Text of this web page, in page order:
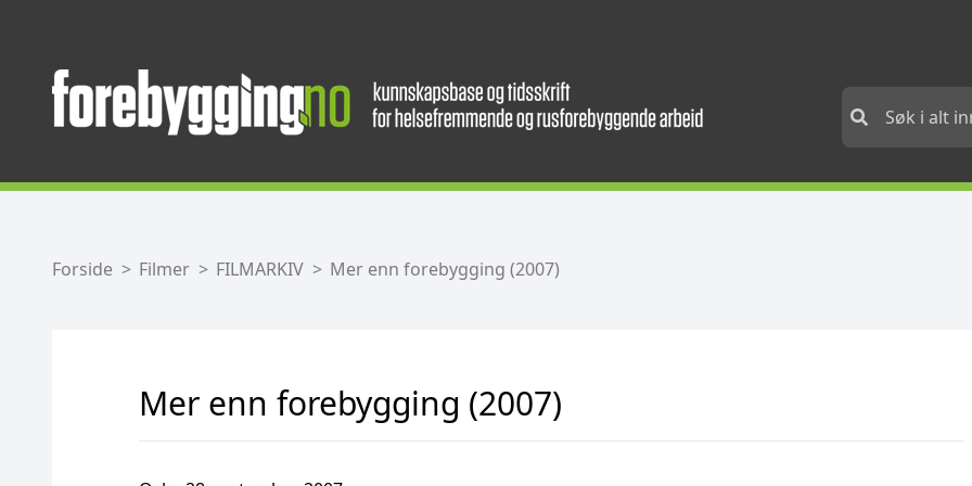
Forside Filmer FILMARKIV Mer enn forebygging (2007)
Mer enn forebygging (2007)